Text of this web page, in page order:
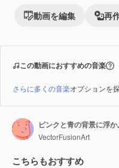
動画を編集 再
この動画におすすめの音楽
さらに多くの音楽オプションを
ピンクと青の背景に浮
VectorFusionArt
こちらもおすすめ